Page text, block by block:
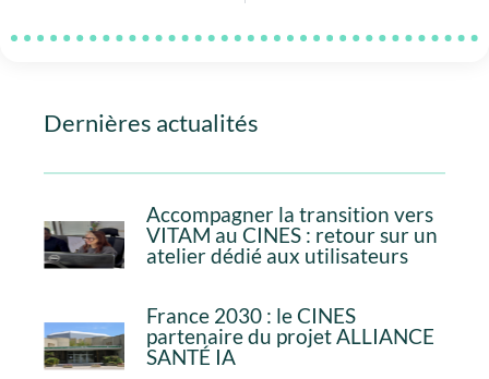
Dernières actualités
Accompagner la transition vers
VITAM au CINES : retour sur un
atelier dédié aux utilisateurs
France 2030 : le CINES
partenaire du projet ALLIANCE
SANTÉ IA